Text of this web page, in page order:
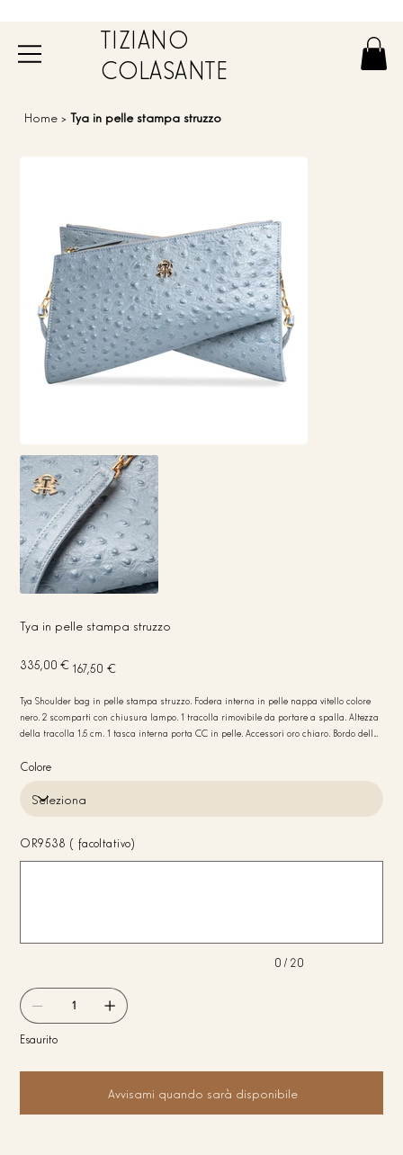
TIZIANO
COLASANTE
Home > Tya in pelle stampa struzzo
Tya in pelle stampa struzzo
Prezzo
originale
335,00 €
scontato
167,50 €
Tya Shoulder bag in pelle stampa struzzo. Fodera interna in pelle nappa vitello colore
nero. 2 scomparti con chiusura lampo. 1 tracolla rimovibile da portare a spalla. Altezza
della tracolla 1.5 cm. 1 tasca interna porta CC in pelle. Accessori oro chiaro. Bordo della
Colore
OR9538 (facoltativo)
0 / 20
Esaurito
Avvisami quando sarà disponibile